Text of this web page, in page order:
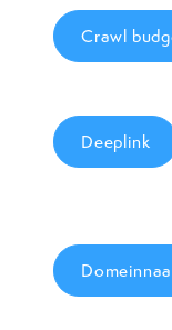
Crawl
Deeplink